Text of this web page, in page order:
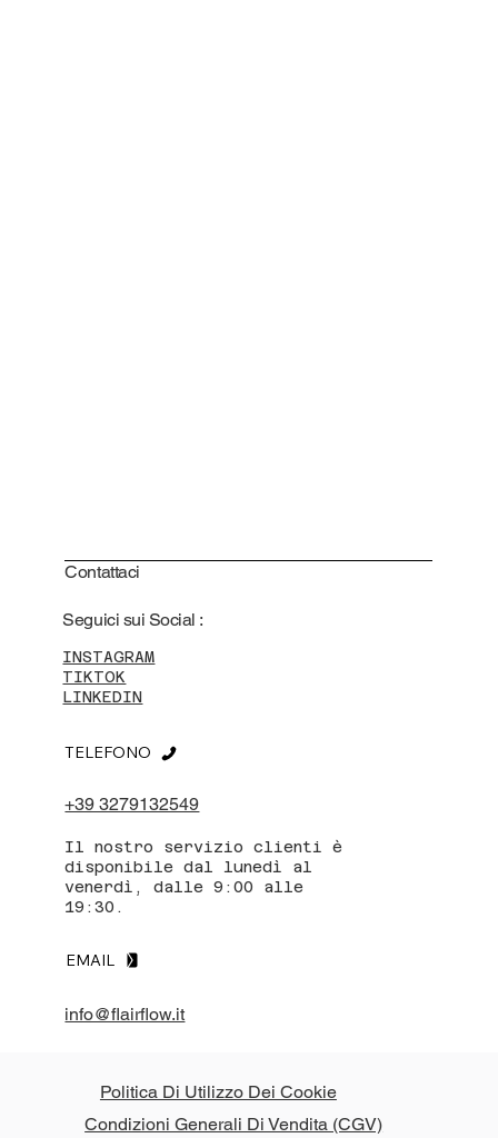
Contattaci
INSTAGRAM
TIKTOK
LINKEDIN
Seguici sui Social :
+39 3279132549
TELEFONO
Il nostro servizio clienti è
disponibile dal lunedì al
venerdì, dalle 9:00 alle
19:30.
EMAIL
info@flairflow.it
Politica Di Utilizzo Dei Cookie
Condizioni Generali Di Vendita (CGV)